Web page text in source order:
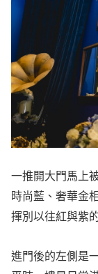
一推開大門馬上
時尚藍、奢華金
揮別以往紅與紫
進門後的左側是